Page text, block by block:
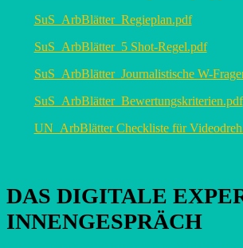
SuS_ArbBlätter_Regieplan.pdf
SuS_ArbBlätter_5 Shot-Regel.pdf
SuS_ArbBlätter_Journalistische W-
SuS_ArbBlätter_Bewertungskriterien.pdf
UN_ArbBlätter Checkliste für
DAS DIGITALE
INNENGESPRÄCH